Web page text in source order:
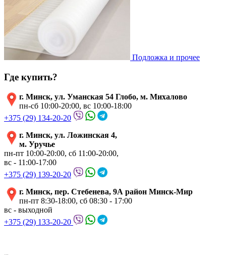
Подложка и прочее
Где купить?
г. Минск, ул. Уманская 54 Глобо, м. Михалово
пн-сб 10:00-20:00, вс 10:00-18:00
+375 (29) 134-20-20
г. Минск, ул. Ложинская 4,
м. Уручье
пн-пт 10:00-20:00, сб 11:00-20:00,
вс - 11:00-17:00
+375 (29) 139-20-20
г. Минск, пер. Стебенева, 9А район Минск-Мир
пн-пт 8:30-18:00, сб 08:30 - 17:00
вс - выходной
+375 (29) 133-20-20